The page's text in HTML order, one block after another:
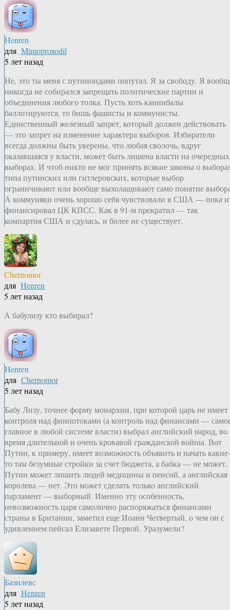
Henren
для Mimoproxodil
5 лет назад
Не, это ты меня с путиноидами попутал. Я за свободу. Я
никогда не собирался запрещать политические партии и
объединения любого толка. Пусть хоть каннибалы
баллотируются, то бишь фашисты и коммунисты.
Единственный железный запрет, который должен действовать
— это запрет на изменение характера выборов. Избиратели
всегда должны быть уверены, что любая сволочь, вдруг
оказавшаяся у власти, может быть лишена власти на очередных
выборах. И чтоб никто не мог принять всякие законы о
типа путинских или гитлеровских, которые выбор
ограничивают или вообще выхолащивают само понятие
А коммуняки очень хорошо себя чувствовали в США — пока
финансировал ЦК КПСС. Как в 91-м прекратил — так
компартия США и сдулась, и более не существует.
Chernomor
для Henren
5 лет назад
А бабулизу кто выбирал?
Henren
для Chernomor
5 лет назад
Бабу Лизу, точнее форму монархии, при которой царь не имеет
контроля над финпотоками (а контроль над финансами —
главное в любой системе власти) выбрал английский народ, во
время длительной и очень кровавой гражданской войны. Вот
Путин, к примеру, имеет возможность объявить и начать какие-
то там безумные стройки за счет бюджета, а бабка — не может.
Путин может лишить людей медицины и пенсий, а английская
королева — нет. Это может сделать только английский
парламент — выборный. Именно эту особенность,
невозможность царя самолично распоряжаться финансами
страны в Британии, заметил еще Иоанн Четвертый, о чем он с
удивлением пейсал Елизавете Первой. Уразумели?
Базилевс
для Henren
5 лет назад